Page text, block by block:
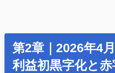
第2章｜2026年4
利益初黒字化と